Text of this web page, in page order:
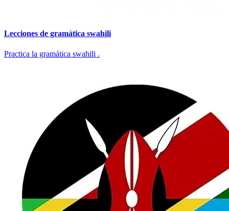
Lecciones de gramática swahili
Practica la gramática swahili .